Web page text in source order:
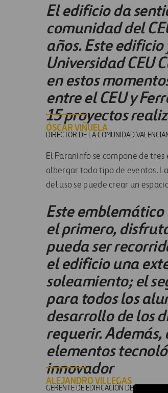
El edificio da
comunidad del
años. Este
Universidad CEU
en estos
entre el CEU y
15 proyectos
ÓSCAR VIÑUELA
DIRECTOR DE LA COMUNIDAD
El Paraninfo se compone de
albergar todo tipo de eventos.
del uso se puede crear un
Este
el primero,
pueda ser
el edificio una
soleamiento; el
para todos los
desarrollo de los
requerir.
elementos
innovador
ALEJANDRO VILLEGAS
GERENTE DE EDIFICACIÓN DE LA